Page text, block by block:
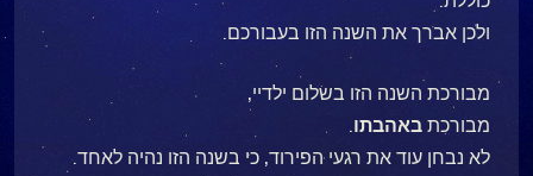
ולכן אברך את השנה הזו בעבורכם.
מבורכת השנה הזו בשלום ילדיי,
מבורכת באהבתו.
לא נבחן עוד את רגעי הפירוד, כי בשנה הזו נהיה לאחד.